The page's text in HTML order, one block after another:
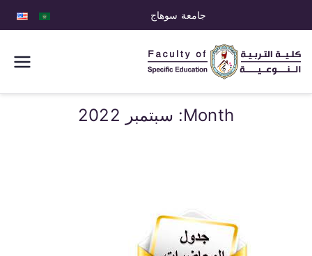
جامعة سوهاج
كلية التربية
النوعية
Month: سبتمبر 2022